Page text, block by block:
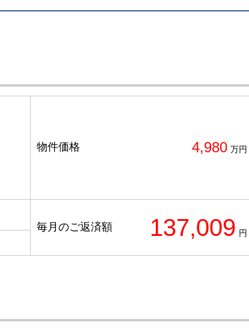
物件価格 4,980 万円
毎月のご返済額 137,009 円